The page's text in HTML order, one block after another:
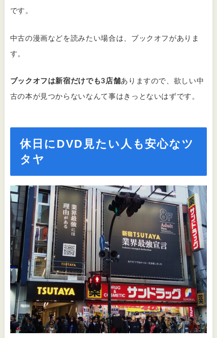
です。
中古の漫画などを読みたい場合は、ブックオフがありま
す。
ブックオフは新宿だけでも3店舗ありますので、欲しい中
古の本が見つからないなんて事はきっとないはずです。
休日にDVD見たい人も安心なツ
タヤ